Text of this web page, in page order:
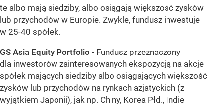
te albo mają siedziby, albo osiągają większość zysków
lub przychodów w Europie. Zwykle, fundusz inwestuje
w 25-40 spółek.
GS Asia Equity Portfolio - Fundusz przeznaczony
dla inwestorów zainteresowanych ekspozycją na akcje
spółek mających siedziby albo osiągających większość
zysków lub przychodów na rynkach azjatyckich (z
wyjątkiem Japonii), jak np. Chiny, Korea Płd., Indie